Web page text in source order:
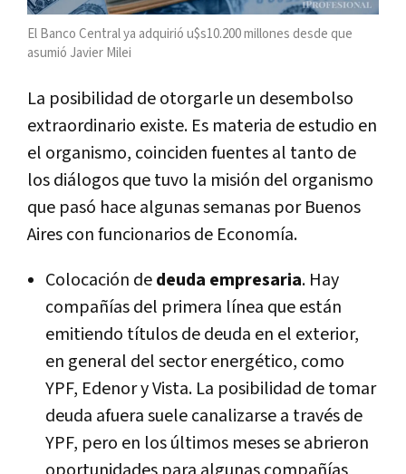
El Banco Central ya adquirió u$s10.200 millones desde que
asumió Javier Milei
La posibilidad de otorgarle un desembolso
extraordinario existe. Es materia de estudio en
el organismo, coinciden fuentes al tanto de
los diálogos que tuvo la misión del organismo
que pasó hace algunas semanas por Buenos
Aires con funcionarios de Economía.
Colocación dedeuda empresaria. Hay
compañías del primera línea que están
emitiendo títulos de deuda en el exterior,
en general del sector energético, como
YPF, Edenor y Vista. La posibilidad de tomar
deuda afuera suele canalizarse a través de
YPF, pero en los últimos meses se abrieron